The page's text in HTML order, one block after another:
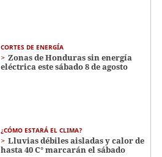
CORTES DE ENERGÍA
Zonas de Honduras sin energía
eléctrica este sábado 8 de agosto
¿CÓMO ESTARÁ EL CLIMA?
Lluvias débiles aisladas y calor de
hasta 40 C° marcarán el sábado